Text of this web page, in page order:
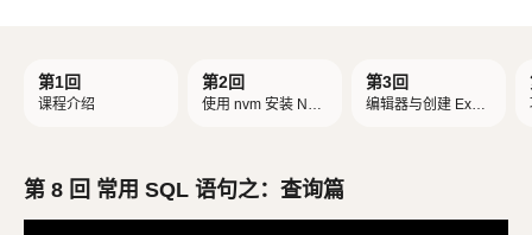
第1回
课程介绍
第2回
使用 nvm 安装 Nod
第3回
编辑器与创建 Expr
第 8 回 常用 SQL 语句之：查询篇